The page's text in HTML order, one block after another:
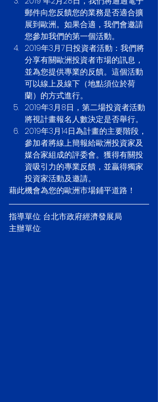
郵件向您反饋您的業務是否適合擴
展到歐洲。如果合適，我們會邀請
您參加我們的第一個活動。
2019年3月7日投資者活動：我們將
分享有關歐洲投資者市場的訊息，
並為您提供專業的反饋。這個活動
可以線上及線下（地點須位於荷
蘭）的方式進行。
2019年3月8日，第二場投資者活動
將視計畫報名人數決定是否舉行。
2019年3月14日為計畫的主要階段，
參加者將線上簡報給歐洲投資家及
媒合家組成的評委會。獲得有關投
資吸引力的專業反饋，並贏得獨家
投資家活動及邀請。
藉此機會為您的歐洲市場鋪平道路！
指導單位: 台北市政府經濟發展局
主辦單位: